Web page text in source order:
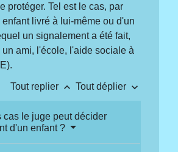
protéger. Tel est le cas, par
livré à lui-même ou d'un
un signalement a été fait,
un ami, l'école, l'aide sociale à
Tout replier keyboard_arrow_up Tout déplier keyboard_arrow_down
cas le juge peut décider
d'un enfant ?